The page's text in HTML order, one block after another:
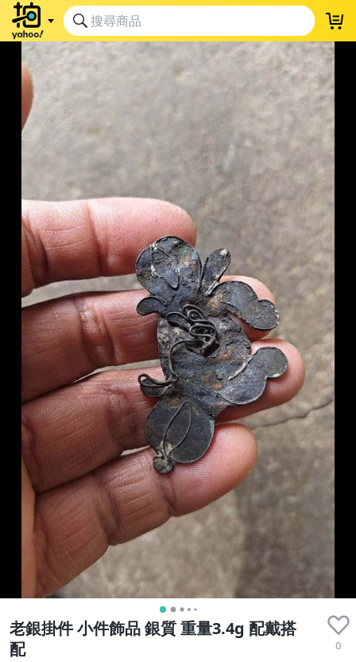
老銀掛件 小件飾品 銀質 重量3.4g 配戴搭
配
0